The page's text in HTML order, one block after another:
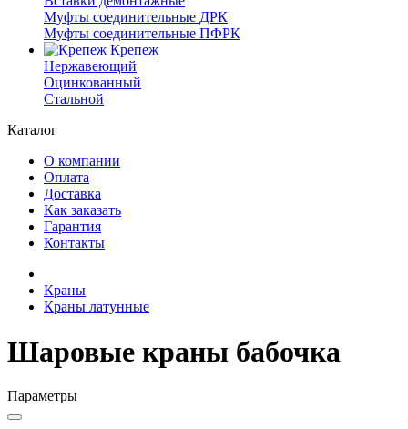
Муфты соединительные ДРК
Муфты соединительные ПФРК
Крепеж
Нержавеющий
Оцинкованный
Стальной
Каталог
О компании
Оплата
Доставка
Как заказать
Гарантия
Контакты
Краны
Краны латунные
Шаровые краны бабочка
Параметры